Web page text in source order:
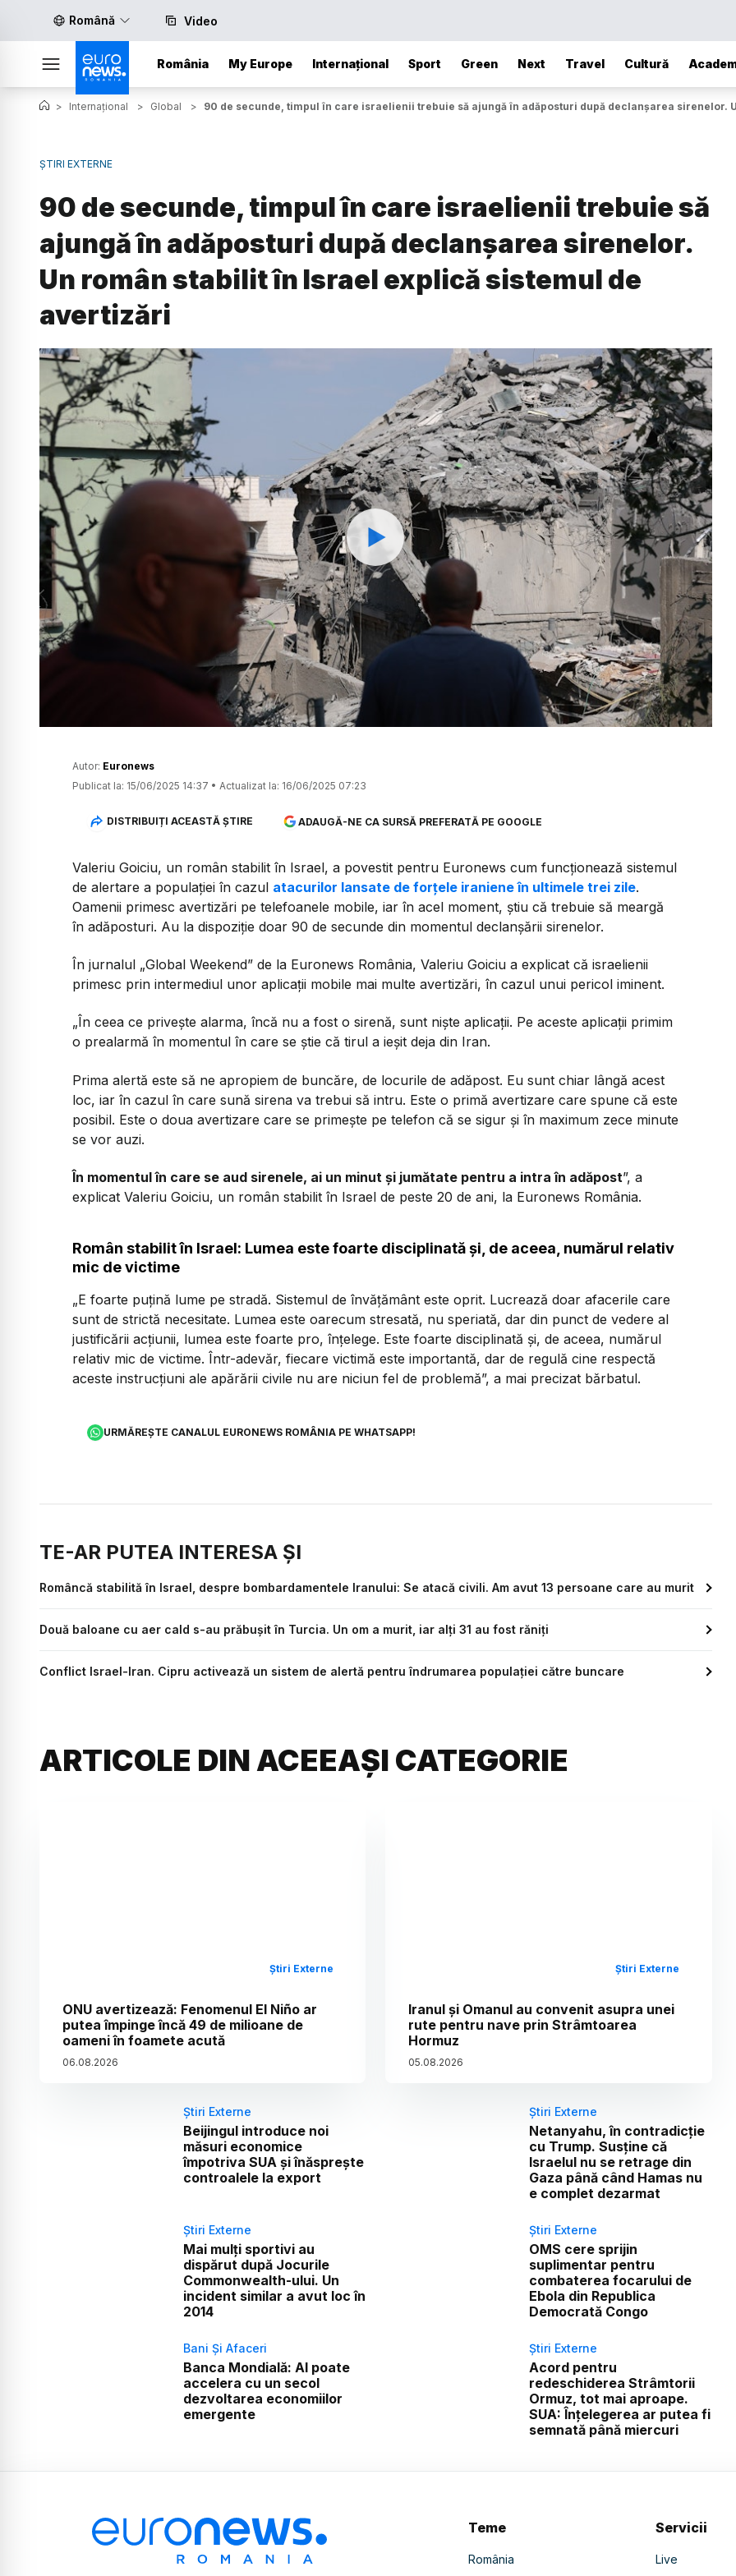
Română Video
România My Europe Internațional Sport Green Next Travel Cultură
> Internațional > Global > 90 de secunde, timpul în care israelienii trebuie să ajungă în adăposturi după declanșarea sirenelor.
ȘTIRI EXTERNE
90 de secunde, timpul în care israelienii trebuie să
ajungă în adăposturi după declanșarea sirenelor.
Un român stabilit în Israel explică sistemul de
avertizări
Watch
Autor: Euronews
Publicat la: 15/06/2025 14:37 • Actualizat la: 16/06/2025 07:23
DISTRIBUIȚI ACEASTĂ ȘTIRE ADAUGĂ-NE CA SURSĂ PREFERATĂ PE GOOGLE
Valeriu Goiciu, un român stabilit în Israel, a povestit pentru Euronews cum funcționează sistemul
de alertare a populației în cazul atacurilor lansate de forțele iraniene în ultimele trei zile.
Oamenii primesc avertizări pe telefoanele mobile, iar în acel moment, știu că trebuie să meargă
în adăposturi. Au la dispoziție doar 90 de secunde din momentul declanșării sirenelor.
În jurnalul „Global Weekend” de la Euronews România, Valeriu Goiciu a explicat că israelienii
primesc prin intermediul unor aplicații mobile mai multe avertizări, în cazul unui pericol iminent.
„În ceea ce privește alarma, încă nu a fost o sirenă, sunt niște aplicații. Pe aceste aplicații primim
o prealarmă în momentul în care se știe că tirul a ieșit deja din Iran.
Prima alertă este să ne apropiem de buncăre, de locurile de adăpost. Eu sunt chiar lângă acest
loc, iar în cazul în care sună sirena va trebui să intru. Este o primă avertizare care spune că este
posibil. Este o doua avertizare care se primește pe telefon că se sigur și în maximum zece minute
se vor auzi.
În momentul în care se aud sirenele, ai un minut și jumătate pentru a intra în adăpost”, a
explicat Valeriu Goiciu, un român stabilit în Israel de peste 20 de ani, la Euronews România.
Român stabilit în Israel: Lumea este foarte disciplinată și, de aceea, numărul relativ
mic de victime
„E foarte puțină lume pe stradă. Sistemul de învățământ este oprit. Lucrează doar afacerile care
sunt de strictă necesitate. Lumea este oarecum stresată, nu speriată, dar din punct de vedere al
justificării acțiunii, lumea este foarte pro, înțelege. Este foarte disciplinată și, de aceea, numărul
relativ mic de victime. Într-adevăr, fiecare victimă este importantă, dar de regulă cine respectă
aceste instrucțiuni ale apărării civile nu are niciun fel de problemă”, a mai precizat bărbatul.
URMĂREȘTE CANALUL EURONEWS ROMÂNIA PE WHATSAPP!
TE-AR PUTEA INTERESA ȘI
Româncă stabilită în Israel, despre bombardamentele Iranului: Se atacă civili. Am avut 13 persoane care au murit
Două baloane cu aer cald s-au prăbușit în Turcia. Un om a murit, iar alți 31 au fost răniți
Conflict Israel-Iran. Cipru activează un sistem de alertă pentru îndrumarea populației către buncare
ARTICOLE DIN ACEEAȘI CATEGORIE
Știri Externe
ONU avertizează: Fenomenul El Niño ar
putea împinge încă 49 de milioane de
oameni în foamete acută
06.08.2026
Știri Externe
Iranul și Omanul au convenit asupra unei
rute pentru nave prin Strâmtoarea
Hormuz
05.08.2026
Știri Externe
Beijingul introduce noi
măsuri economice
împotriva SUA și înăsprește
controalele la export
Știri Externe
Netanyahu, în contradicție
cu Trump. Susține că
Israelul nu se retrage din
Gaza până când Hamas nu
e complet dezarmat
Știri Externe
Mai mulți sportivi au
dispărut după Jocurile
Commonwealth-ului. Un
incident similar a avut loc în
2014
Știri Externe
OMS cere sprijin
suplimentar pentru
combaterea focarului de
Ebola din Republica
Democrată Congo
Bani Și Afaceri
Banca Mondială: AI poate
accelera cu un secol
dezvoltarea economiilor
emergente
Știri Externe
Acord pentru
redeschiderea Strâmtorii
Ormuz, tot mai aproape.
SUA: Înțelegerea ar putea fi
semnată până miercuri
Teme
România
Servicii
Live